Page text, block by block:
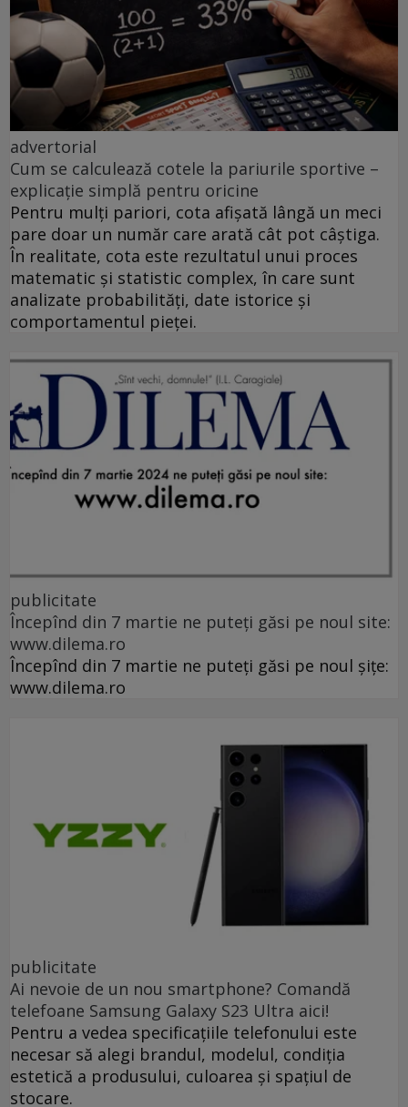
advertorial
Cum se calculează cotele la pariurile sportive –
explicație simplă pentru oricine
Pentru mulți pariori, cota afișată lângă un meci
pare doar un număr care arată cât pot câștiga.
În realitate, cota este rezultatul unui proces
matematic și statistic complex, în care sunt
analizate probabilități, date istorice și
comportamentul pieței.
publicitate
Începînd din 7 martie ne puteți găsi pe noul site:
www.dilema.ro
Începînd din 7 martie ne puteți găsi pe noul șițe:
www.dilema.ro
publicitate
Ai nevoie de un nou smartphone? Comandă
telefoane Samsung Galaxy S23 Ultra aici!
Pentru a vedea specificațiile telefonului este
necesar să alegi brandul, modelul, condiția
estetică a produsului, culoarea și spațiul de
stocare.